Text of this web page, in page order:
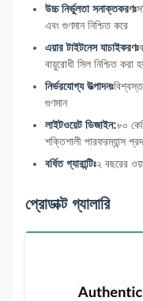
উচ্চ নির্ভুলতা সনাক্তকরণঃ
এবং গুণমান নিশ্চিত করে
এয়ার টাইটনেস যাচাইকরণঃ
বায়ুরোধী সিল নিশ্চিত করা
নির্ভরযোগ্য উত্পাদনঃ
গুণমান
লাইটওয়েট ডিজাইন:৮০
শক্তিশালী পারফরম্যান্স
বর্ধিত গ্যারান্টিঃ২ বছরের
প্রোডাক্ট গ্যালারি